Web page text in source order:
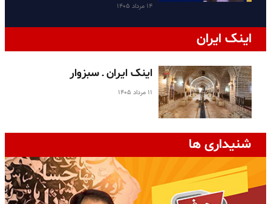
۱۴ مرداد ۱۴۰۵
اینک ایران
اینک ایران ـ سبزوار
۱۱ مرداد ۱۴۰۵
شنیداری ها